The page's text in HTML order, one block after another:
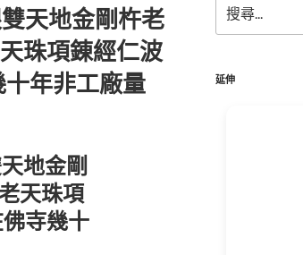
天地金剛杵老
珠項錬經仁波
年非工廠量
地金剛
天珠項
寺幾十
尋
關
字:
延伸